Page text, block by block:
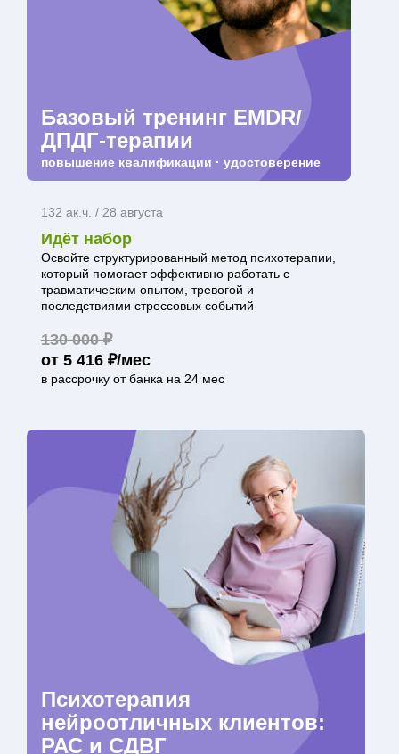
Базовый тренинг EMDR/
ДПДГ-терапии
повышение квалификации · удостоверение
132 ак.ч. / 28 августа
Идёт набор
Освойте структурированный метод психотерапии,
который помогает эффективно работать с
травматическим опытом, тревогой и
последствиями стрессовых событий
130 000 ₽
от 5 416 ₽/мес
в рассрочку от банка на 24 мес
Психотерапия
нейроотличных клиентов:
РАС и СДВГ